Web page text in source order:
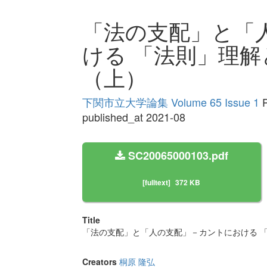
「法の支配」と
ける 「法則」理
（上）
下関市立大学論集 Volume 65 Issue 1
published_at 2021-08
SC20065000103.pdf
[fulltext] 372 KB
Title
「法の支配」と「人の支配」－カントにおける
Creators 桐原 隆弘